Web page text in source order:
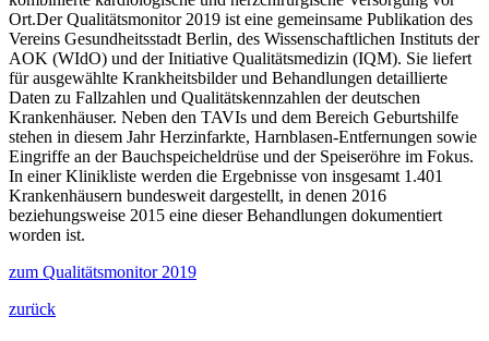
Ort.Der Qualitätsmonitor 2019 ist eine gemeinsame Publikation des
Vereins Gesundheitsstadt Berlin, des Wissenschaftlichen Instituts der
AOK (WIdO) und der Initiative Qualitätsmedizin (IQM). Sie liefert
für ausgewählte Krankheitsbilder und Behandlungen detaillierte
Daten zu Fallzahlen und Qualitätskennzahlen der deutschen
Krankenhäuser. Neben den TAVIs und dem Bereich Geburtshilfe
stehen in diesem Jahr Herzinfarkte, Harnblasen-Entfernungen sowie
Eingriffe an der Bauchspeicheldrüse und der Speiseröhre im Fokus.
In einer Klinikliste werden die Ergebnisse von insgesamt 1.401
Krankenhäusern bundesweit dargestellt, in denen 2016
beziehungsweise 2015 eine dieser Behandlungen dokumentiert
worden ist.
zum Qualitätsmonitor 2019
zurück